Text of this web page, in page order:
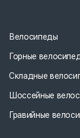
Велосипеды
Горные
Складные
Шоссейные
Гравийные